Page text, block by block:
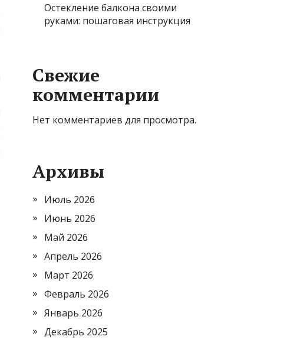
Остекление балкона своими
руками: пошаговая инструкция
Свежие
комментарии
Нет комментариев для просмотра.
Архивы
Июль 2026
Июнь 2026
Май 2026
Апрель 2026
Март 2026
Февраль 2026
Январь 2026
Декабрь 2025